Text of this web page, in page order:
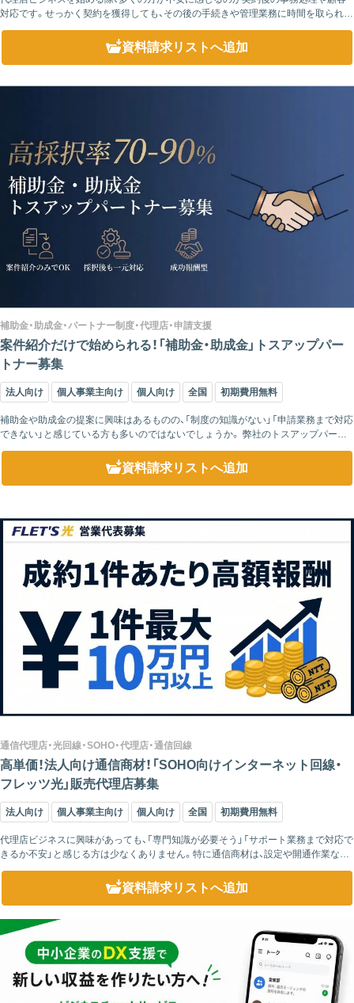
対応です。せっかく契約を獲得しても、その後の手続きや管理業務に時間を取られて
しまい、本来注力したい営業活動が十分に行えなくなるケースも少なくありません。
資料請求リストへ追加
補助金・助成金・パートナー制度・代理店・申請支援
案件紹介だけで始められる！「補助金・助成金」トスアップパー
トナー募集
法人向け 個人事業主向け 個人向け 全国 初期費用無料
補助金や助成金の提案に興味はあるものの、「制度の知識がない」「申請業務まで対応
できない」と感じている方も多いのではないでしょうか。 弊社のトスアップパート
資料請求リストへ追加
通信代理店・光回線・SOHO・代理店・通信回線
高単価！法人向け通信商材！「SOHO向けインターネット回線・
フレッツ光」販売代理店募集
法人向け 個人事業主向け 個人向け 全国 初期費用無料
代理店ビジネスに興味があっても、「専門知識が必要そう」「サポート業務まで対応で
きるか不安」と感じる方は少なくありません。特に通信商材は、設定や開通作業など
難しいイメージを持たれやすい分野でもあります。 この代理店制度では、代理店様...
資料請求リストへ追加